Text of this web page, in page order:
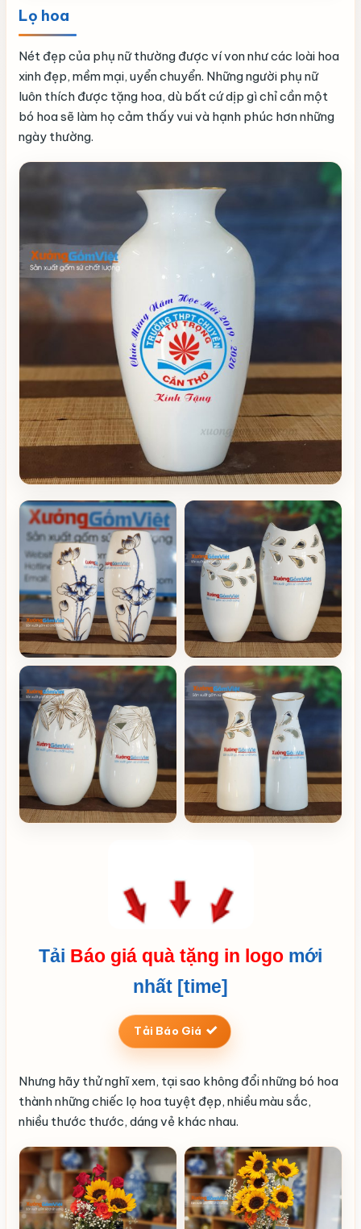
Lọ hoa
Nét đẹp của phụ nữ thường được ví von như các loài hoa
xinh đẹp, mềm mại, uyển chuyển. Những người phụ nữ
luôn thích được tặng hoa, dù bất cứ dịp gì chỉ cần một
bó hoa sẽ làm họ cảm thấy vui và hạnh phúc hơn những
ngày thường.
Tải Báo giá quà tặng in logo mới
nhất [time]
Tải Báo Giá
Nhưng hãy thử nghĩ xem, tại sao không đổi những bó hoa
thành những chiếc lọ hoa tuyệt đẹp, nhiều màu sắc,
nhiều thước thước, dáng vẻ khác nhau.